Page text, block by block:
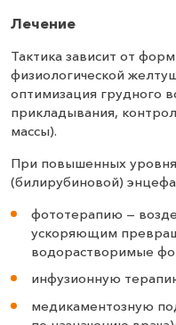
Лечение
Тактика зависит от
физиологической
оптимизация грудного
прикладывания,
массы).
При повышенных
(билирубиновой)
фототерапию —
ускоряющим
водорастворимые
инфузионную
медикаментозную